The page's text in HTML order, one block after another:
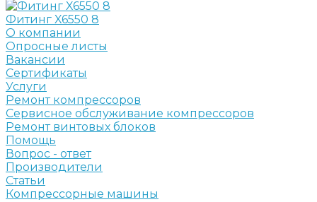
Фитинг X6550 8
О компании
Опросные листы
Вакансии
Сертификаты
Услуги
Ремонт компрессоров
Сервисное обслуживание компрессоров
Ремонт винтовых блоков
Помощь
Вопрос - ответ
Производители
Статьи
Компрессорные машины